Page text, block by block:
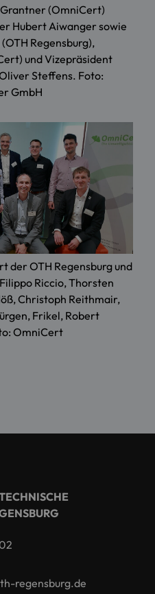
(OmniCert)
Hubert Aiwanger sowie
Regensburg),
und Vizepräsident
Steffens. Foto:
GmbH
der OTH Regensburg und
Riccio, Thorsten
Christoph Reithmair,
Frikel, Robert
OmniCert
regensburg.de